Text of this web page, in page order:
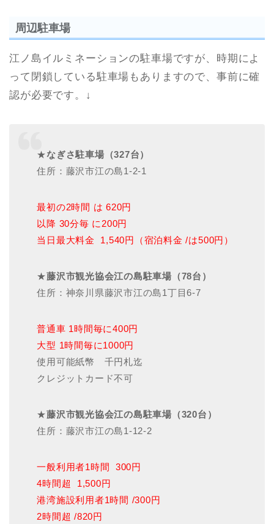
周辺駐車場
江ノ島イルミネーションの駐車場ですが、時期によ
って閉鎖している駐車場もありますので、事前に確
認が必要です。↓
★なぎさ駐車場（327台）
住所：藤沢市江の島1-2-1
最初の2時間 は 620円
以降 30分毎 に200円
当日最大料金 1,540円（宿泊料金 /は500円）
★藤沢市観光協会江の島駐車場（78台）
住所：神奈川県藤沢市江の島1丁目6-7
普通車 1時間毎に400円
大型 1時間毎に1000円
使用可能紙幣 千円札迄
クレジットカード不可
★藤沢市観光協会江の島駐車場（320台）
住所：藤沢市江の島1-12-2
一般利用者1時間 300円
4時間超 1,500円
港湾施設利用者1時間 /300円
2時間超 /820円